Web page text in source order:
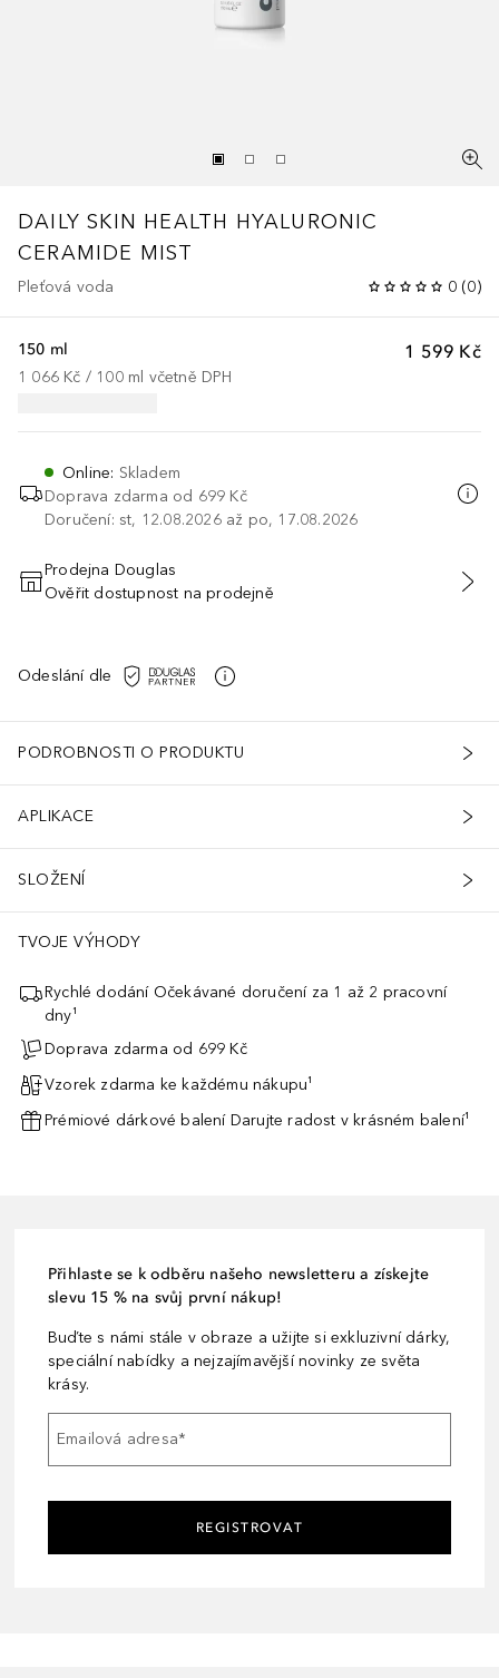
DAILY SKIN HEALTH HYALURONIC
CERAMIDE MIST
Pleťová voda 0 (0)
1 599 Kč
150 ml
1 066 Kč / 100 ml včetně DPH
Online: Skladem
Doprava zdarma od 699 Kč
Doručení: st, 12.08.2026 až po, 17.08.2026
PŘIDAT DO KOŠÍKU
Prodejna Douglas
Ověřit dostupnost na prodejně
Odeslání dle
PODROBNOSTI O PRODUKTU
APLIKACE
SLOŽENÍ
TVOJE VÝHODY
Rychlé dodání Očekávané doručení za 1 až 2 pracovní
dny¹
Doprava zdarma od 699 Kč
Vzorek zdarma ke každému nákupu¹
Prémiové dárkové balení Darujte radost v krásném balení¹
Přihlaste se k odběru našeho newsletteru a získejte
slevu 15 % na svůj první nákup!
Buďte s námi stále v obraze a užijte si exkluzivní dárky,
speciální nabídky a nejzajímavější novinky ze světa
krásy.
Emailová adresa*
REGISTROVAT